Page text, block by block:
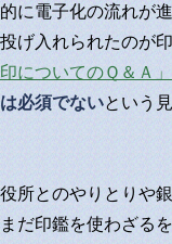
に電子化の流れが
げ入れられたのが
印についてのＱ＆Ａ」
必須でないという
所とのやりとりや
だ印鑑を使わざるを